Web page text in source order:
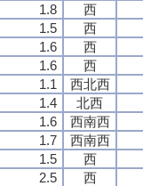
1.8
西
1.5
西
1.6
西
1.6
西
1.1
西北西
1.4
北西
1.6
西南西
1.7
西南西
1.5
西
2.5
西